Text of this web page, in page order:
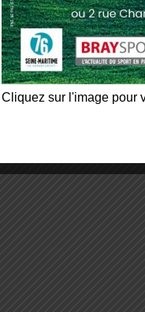
Cliquez sur l'image pour